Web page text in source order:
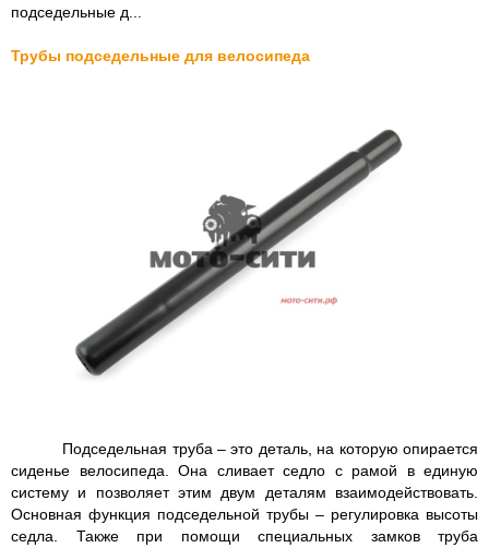
подседельные д...
Трубы подседельные для велосипеда
Подседельная труба – это деталь, на которую опирается
сиденье велосипеда. Она сливает седло с рамой в единую
систему и позволяет этим двум деталям взаимодействовать.
Основная функция подседельной трубы – регулировка высоты
седла. Также при помощи специальных замков труба